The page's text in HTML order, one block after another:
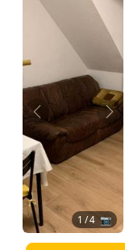
Zurück
1 / 4 📷